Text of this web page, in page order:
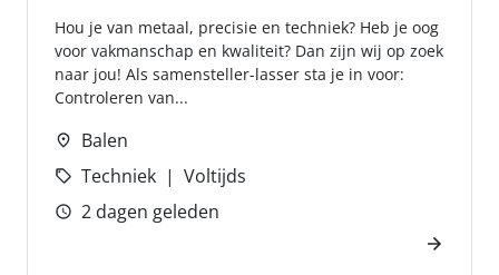
Hou je van metaal, precisie en techniek? Heb je oog
voor vakmanschap en kwaliteit? Dan zijn wij op zoek
naar jou! Als samensteller-lasser sta je in voor:
Controleren van...
Balen
Techniek
Voltijds
2 dagen geleden